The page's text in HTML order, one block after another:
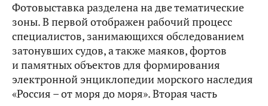
Фотовыставка разделена на две тематические
зоны. В первой отображен рабочий процесс
специалистов, занимающихся обследованием
затонувших судов, а также маяков, фортов
и памятных объектов для формирования
электронной энциклопедии морского наследия
«Россия – от моря до моря». Вторая часть